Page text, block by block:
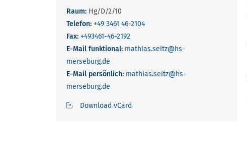
Raum: Hg/D/2/10
Telefon: +49 3461 46-2104
Fax: +493461-46-2192
E-Mail funktional: mathias.seitz@hs-
merseburg.de
E-Mail persönlich: mathias.seitz@hs-
merseburg.de
Download vCard